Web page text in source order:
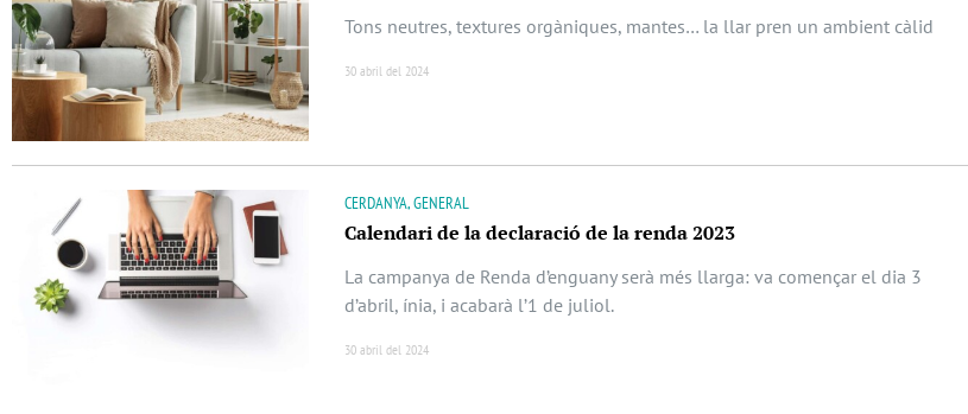
Tons neutres, textures orgàniques, mantes… la llar pren un ambient càlid
30 abril del 2024
CERDANYA, GENERAL
Calendari de la declaració de la renda 2023
La campanya de Renda d’enguany serà més llarga: va començar el dia 3
d’abril, ínia, i acabarà l’1 de juliol.
30 abril del 2024